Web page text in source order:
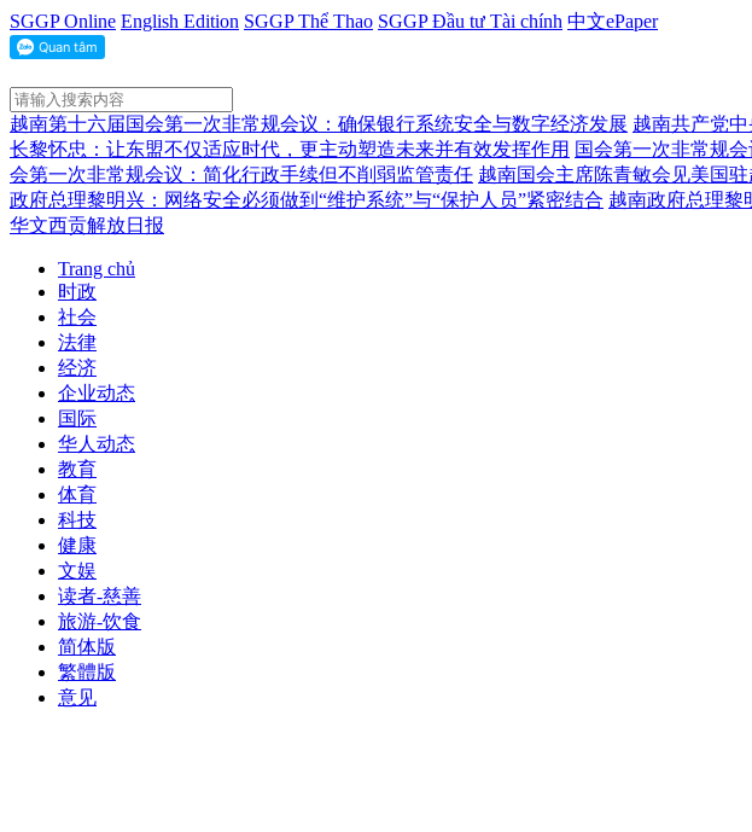
SGGP Online English Edition SGGP Thể Thao SGGP Đầu tư Tài chính 中文ePaper
越南第十六届国会第一次非常规会议：确保银行系统安全与数字经济发展 越南共产党
长黎怀忠：让东盟不仅适应时代，更主动塑造未来并有效发挥作用 国会第一次非常规
会第一次非常规会议：简化行政手续但不削弱监管责任 越南国会主席陈青敏会见美国
政府总理黎明兴：网络安全必须做到“维护系统”与“保护人员”紧密结合 越南政府总理黎
华文西贡解放日报
Trang chủ
时政
社会
法律
经济
企业动态
国际
华人动态
教育
体育
科技
健康
文娱
读者-慈善
旅游-饮食
简体版
繁體版
意见